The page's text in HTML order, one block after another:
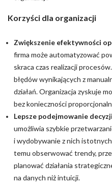
Korzyści dla organizacji
Zwiększenie efektywności
firma może automatyzować
skraca czas realizacji procesów.
błędów wynikających z
działań. Organizacja zyskuje
bez konieczności
Lepsze podejmowanie
umożliwia szybkie
i wydobywanie z nich
temu obserwować trendy,
planować działania
na danych niż intuicji.